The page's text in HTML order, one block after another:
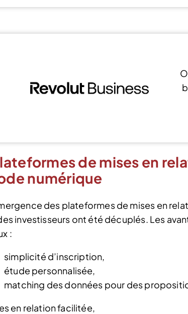
de mises en
numérique
des plateformes de mises en
investisseurs ont été décuplés. Les
:
simplicité d’inscription,
étude personnalisée,
matching des données pour des
en relation facilitée,